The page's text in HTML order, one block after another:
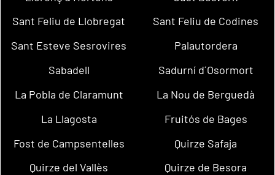
Sant Feliu de Llobregat
Sant Feliu de Codines
Sant Esteve Sesrovires
Palautordera
Sabadell
Sadurní d´Osormort
La Pobla de Claramunt
La Nou de Berguedà
La Llagosta
Fruitós de Bages
Fost de Campsentelles
Quirze Safaja
Quirze del Vallès
Quirze de Besora